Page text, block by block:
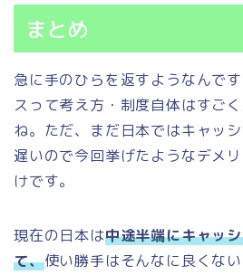
まとめ
急に手のひらを返すようなんで
スって考え方・制度自体はすご
ね。ただ、まだ日本ではキャッ
遅いので今回挙げたようなデメ
けです。
現在の日本は中途半端にキャッ
て、使い勝手はそんなに良くな